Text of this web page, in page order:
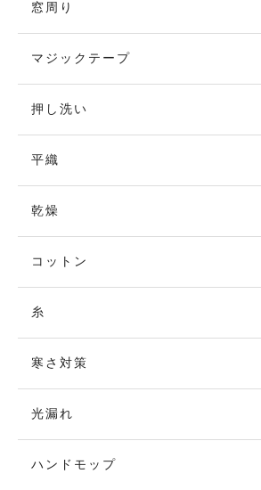
窓周り
マジックテープ
押し洗い
平織
乾燥
コットン
糸
寒さ対策
光漏れ
ハンドモップ